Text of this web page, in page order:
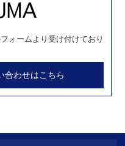
ォームより受け付けており
合わせはこちら